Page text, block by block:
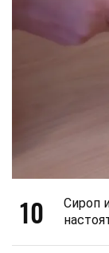
10
Сироп